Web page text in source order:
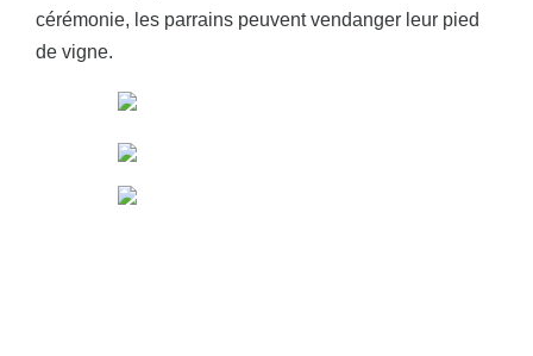
cérémonie, les parrains peuvent vendanger leur pied
de vigne.